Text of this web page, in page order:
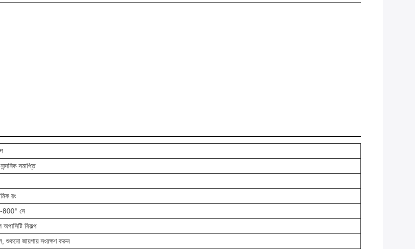
সমাপ্তি
রং
800° সে
অপাসিটি বিকল্প
শুকনো জায়গায় সংরক্ষণ করুন